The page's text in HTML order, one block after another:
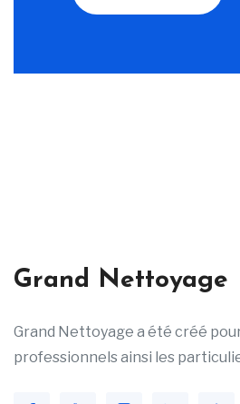
Grand Nettoyage
Grand Nettoyage a été créé
professionnels ainsi les